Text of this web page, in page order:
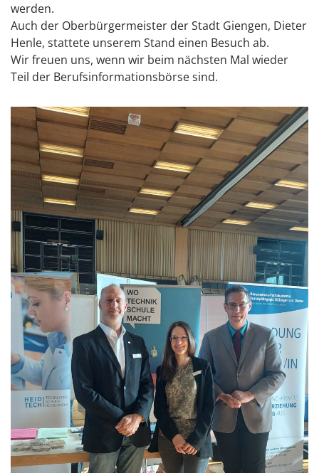
werden.
Auch der Oberbürgermeister der Stadt Giengen, Dieter
Henle, stattete unserem Stand einen Besuch ab.
Wir freuen uns, wenn wir beim nächsten Mal wieder
Teil der Berufsinformationsbörse sind.